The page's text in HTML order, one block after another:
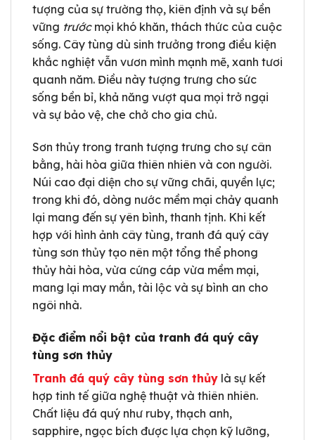
tượng của sự trường thọ, kiên định và sự bền
vững trước mọi khó khăn, thách thức của cuộc
sống. Cây tùng dù sinh trưởng trong điều kiện
khắc nghiệt vẫn vươn mình mạnh mẽ, xanh tươi
quanh năm. Điều này tượng trưng cho sức
sống bền bỉ, khả năng vượt qua mọi trở ngại
và sự bảo vệ, che chở cho gia chủ.
Sơn thủy trong tranh tượng trưng cho sự cân
bằng, hài hòa giữa thiên nhiên và con người.
Núi cao đại diện cho sự vững chãi, quyền lực;
trong khi đó, dòng nước mềm mại chảy quanh
lại mang đến sự yên bình, thanh tịnh. Khi kết
hợp với hình ảnh cây tùng, tranh đá quý cây
tùng sơn thủy tạo nên một tổng thể phong
thủy hài hòa, vừa cứng cáp vừa mềm mại,
mang lại may mắn, tài lộc và sự bình an cho
ngôi nhà.
Đặc điểm nổi bật của tranh đá quý cây
tùng sơn thủy
Tranh đá quý cây tùng sơn thủy là sự kết
hợp tinh tế giữa nghệ thuật và thiên nhiên.
Chất liệu đá quý như ruby, thạch anh,
sapphire, ngọc bích được lựa chọn kỹ lưỡng,